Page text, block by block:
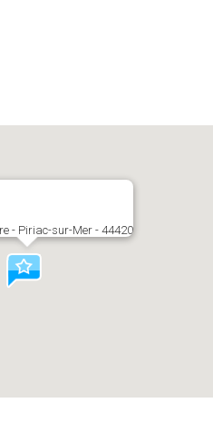
- Piriac-sur-Mer - 44420